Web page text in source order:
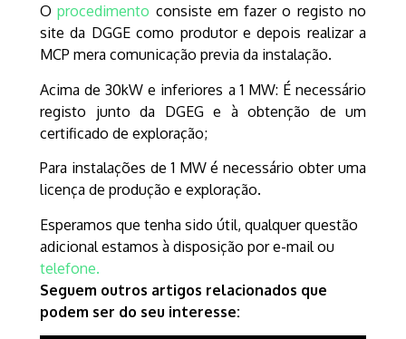
Oprocedimento consiste em fazer o registo no
site da DGGE como produtor e depois realizar a
MCP mera comunicação previa da instalação.
Acima de 30kW e inferiores a 1 MW: É necessário
registo junto da DGEG e à obtenção de um
certificado de exploração;
Para instalações de 1 MW é necessário obter uma
licença de produção e exploração.
Esperamos que tenha sido útil, qualquer questão
adicional estamos à disposição por e-mail ou
telefone.
Seguem outros artigos relacionados que
podem ser do seu interesse: